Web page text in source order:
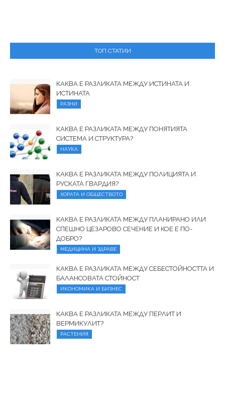
ТОП СТАТИИ
КАКВА Е РАЗЛИКАТА МЕЖДУ ИСТИНАТА И
ИСТИНАТА
РАЗНИ
КАКВА Е РАЗЛИКАТА МЕЖДУ ПОНЯТИЯТА
СИСТЕМА И СТРУКТУРА?
НАУКА
КАКВА Е РАЗЛИКАТА МЕЖДУ ПОЛИЦИЯТА И
РУСКАТА ГВАРДИЯ?
ХОРАТА И ОБЩЕСТВОТО
КАКВА Е РАЗЛИКАТА МЕЖДУ ПЛАНИРАНО ИЛИ
СПЕШНО ЦЕЗАРОВО СЕЧЕНИЕ И КОЕ Е ПО-
ДОБРО?
МЕДИЦИНА И ЗДРАВЕ
КАКВА Е РАЗЛИКАТА МЕЖДУ СЕБЕСТОЙНОСТТА И
БАЛАНСОВАТА СТОЙНОСТ
ИКОНОМИКА И БИЗНЕС
КАКВА Е РАЗЛИКАТА МЕЖДУ ПЕРЛИТ И
ВЕРМИКУЛИТ?
РАСТЕНИЯ